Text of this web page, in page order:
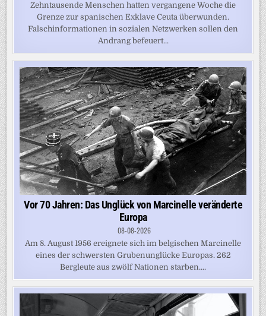
Zehntausende Menschen hatten vergangene Woche die
Grenze zur spanischen Exklave Ceuta überwunden.
Falschinformationen in sozialen Netzwerken sollen den
Andrang befeuert...
Vor 70 Jahren: Das Unglück von Marcinelle veränderte
Europa
08-08-2026
Am 8. August 1956 ereignete sich im belgischen Marcinelle
eines der schwersten Grubenunglücke Europas. 262
Bergleute aus zwölf Nationen starben....